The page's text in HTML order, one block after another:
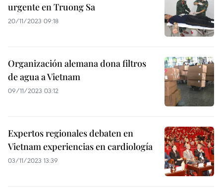
urgente en Truong Sa
20/11/2023 09:18
Organización alemana dona filtros
de agua a Vietnam
09/11/2023 03:12
Expertos regionales debaten en
Vietnam experiencias en cardiología
03/11/2023 13:39